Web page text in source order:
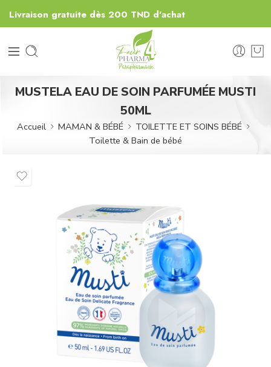
Livraison gratuite dès 200 TND d'achat
MUSTELA EAU DE SOIN PARFUMÉE MUSTI
50ML
Accueil MAMAN & BÉBÉ
TOILETTE ET SOINS BÉBÉ
Toilette & Bain de bébé